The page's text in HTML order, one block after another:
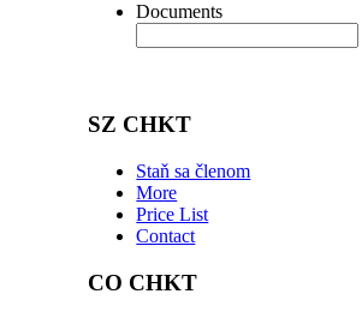
Documents
SZ CHKT
Staň sa členom
More
Price List
Contact
CO CHKT